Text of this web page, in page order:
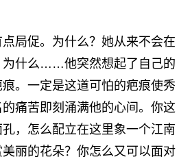
局促。为什么？她从来不会在
为什么……他突然想起了自己的
。一定是这道可怕的疤痕使秀
痛苦即刻涌满他的心间。你这
，怎么配立在这里象一个江南
丽的花朵？你怎么又可以面对